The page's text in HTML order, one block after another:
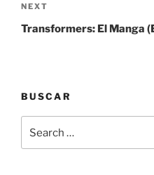
Next
Post
NEXT
Transformers: El Manga
BUSCAR
for: